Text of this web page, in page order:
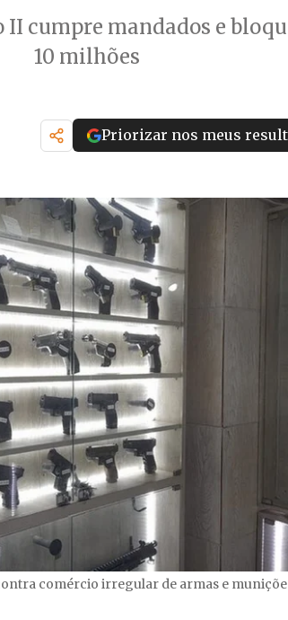
II cumpre mandados e
10 milhões
Priorizar nos meus
comércio irregular de armas e